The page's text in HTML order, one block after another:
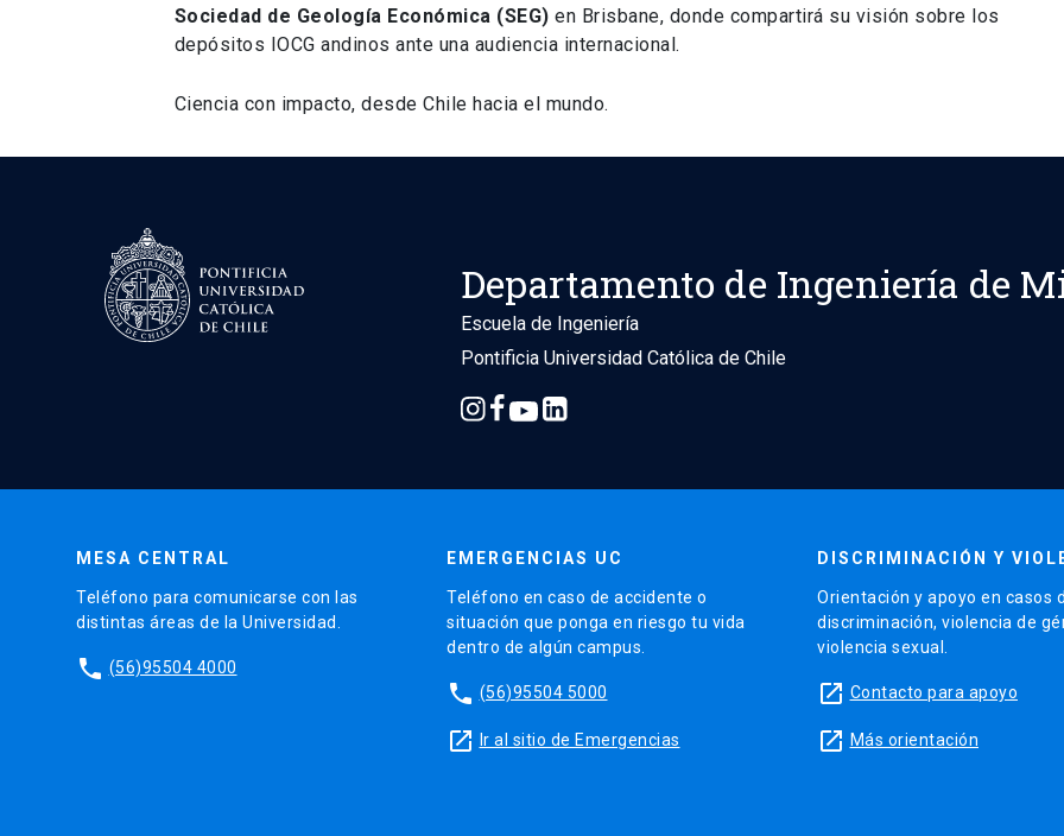
Sociedad de Geología Económica (SEG) en Brisbane, donde compartirá su visión sobre los
depósitos IOCG andinos ante una audiencia internacional.
Ciencia con impacto, desde Chile hacia el mundo.
Departamento de Ingeniería de
Escuela de Ingeniería
Pontificia Universidad Católica de Chile
MESA CENTRAL
Teléfono para comunicarse con las
distintas áreas de la Universidad.
phone (56)95504 4000
EMERGENCIAS UC
Teléfono en caso de accidente o
situación que ponga en riesgo tu vida
dentro de algún campus.
phone (56)95504 5000
launch Ir al sitio de Emergencias
DISCRIMINACIÓN Y
Orientación y apoyo en casos
discriminación, violencia de
violencia sexual.
launch Contacto para apoyo
launch Más orientación